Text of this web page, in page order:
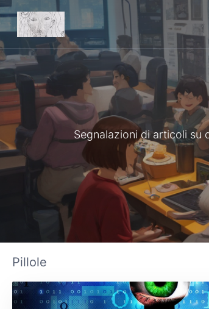
Segnalazioni di articoli su
Pillole